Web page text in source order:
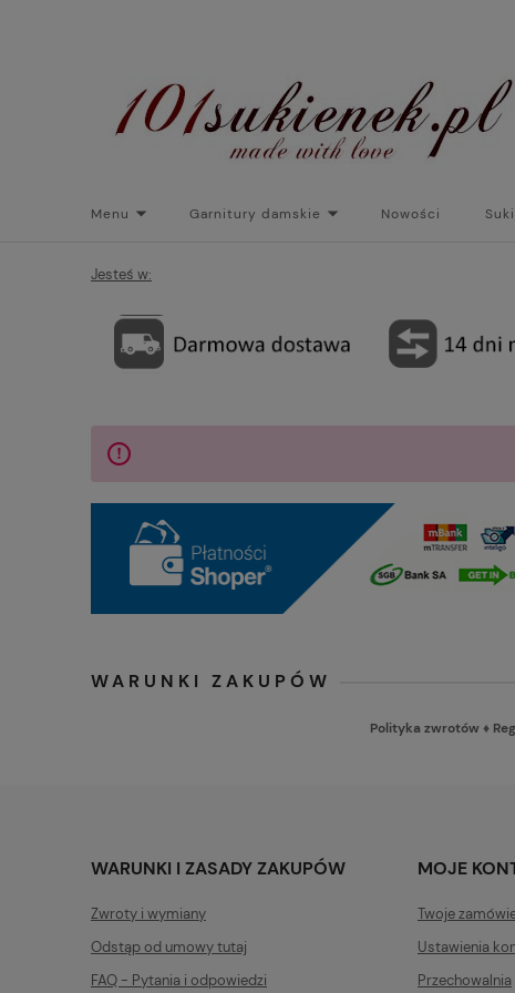
Menu Garnitury damskie Nowości
Torebki do sukienek
Jesteś w:
WARUNKI ZAKUPÓW
Polityka zwrotów ♦
WARUNKI I ZASADY ZAKUPÓW
Zwroty i wymiany
Odstąp od umowy tutaj
FAQ - Pytania i odpowiedzi
MOJE
Twoje
Ustawienia
Przechowalnia